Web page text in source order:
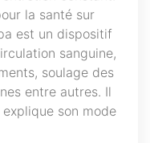
la santé sur
est un dispositif
sanguine,
soulage des
entre autres. Il
son mode